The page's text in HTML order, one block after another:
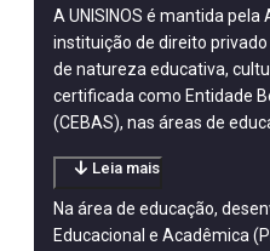
A UNISINOS é mantida
instituição de direito
de natureza educativa,
certificada como Entidade
(CEBAS), nas áreas de
Leia mais
Na área de educação,
Educacional e Acadêmica